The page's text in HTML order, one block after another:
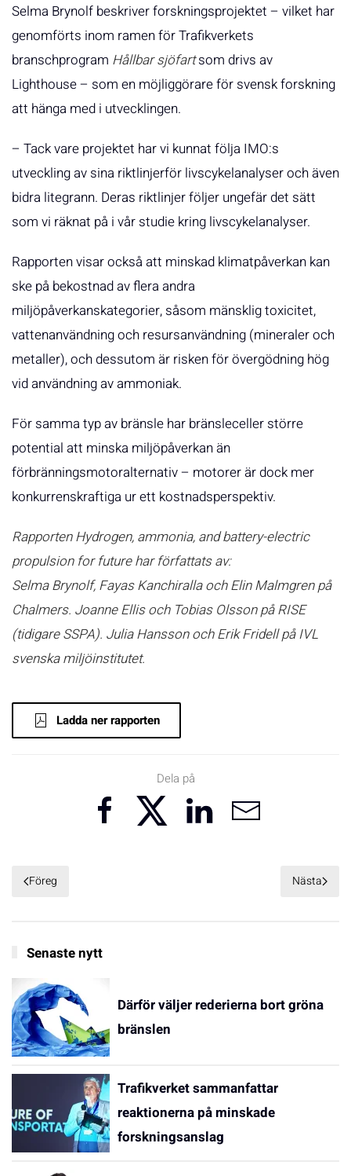
Selma Brynolf beskriver forskningsprojektet – vilket har
genomförts inom ramen för Trafikverkets
branschprogram Hållbar sjöfartsom drivs av
Lighthouse – som en möjliggörare för svensk forskning
att hänga med i utvecklingen.
– Tack vare projektet har vi kunnat följa IMO:s
utveckling av sina riktlinjerför livscykelanalyser och även
bidra litegrann. Deras riktlinjer följer ungefär det sätt
som vi räknat på i vår studie kring livscykelanalyser.
Rapporten visar också att minskad klimatpåverkan kan
ske på bekostnad av flera andra
miljöpåverkanskategorier, såsom mänsklig toxicitet,
vattenanvändning och resursanvändning (mineraler och
metaller), och dessutom är risken för övergödning hög
vid användning av ammoniak.
För samma typ av bränsle har bränsleceller större
potential att minska miljöpåverkan än
förbränningsmotoralternativ – motorer är dock mer
konkurrenskraftiga ur ett kostnadsperspektiv.
Rapporten Hydrogen, ammonia, and battery-electric
propulsion for future har författats av:
Selma Brynolf, Fayas Kanchiralla och Elin Malmgren på
Chalmers. Joanne Ellis och Tobias Olsson på RISE
(tidigare SSPA). Julia Hansson och Erik Fridell på IVL
svenska miljöinstitutet.
Ladda ner rapporten
Dela på
Föreg Nästa
Senaste nytt
Därför väljer rederierna bort gröna
bränslen
Trafikverket sammanfattar
reaktionerna på minskade
forskningsanslag